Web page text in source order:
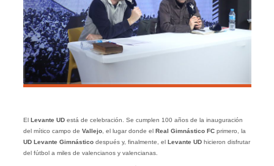
El Levante UDestá de celebración. Se cumplen 100 años de la inauguración
del mítico campo de Vallejo, el lugar donde el Real Gimnástico FCprimero, la
UD Levante Gimnásticodespués y, finalmente, elLevante UDhicieron disfrutar
del fútbol a miles de valencianos y valencianas.